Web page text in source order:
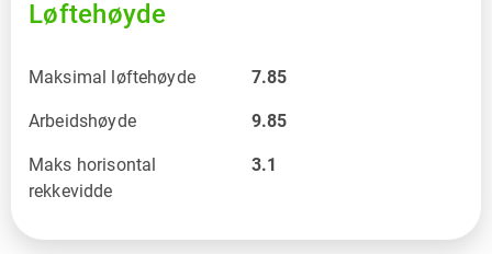
Løftehøyde
Maksimal løftehøyde 7.85
Arbeidshøyde 9.85
Maks horisontal
rekkevidde
3.1